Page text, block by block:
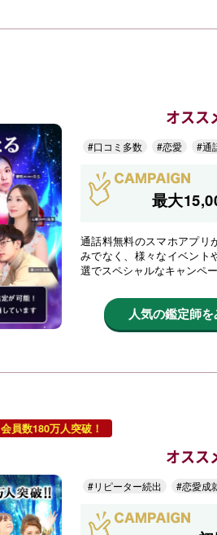
オスス
#口コミ多数 #恋愛 #通
最大
通話料無料のスマホアプリ
みでなく、様々なイベント
選でスペシャルなキャンペ
人気の鑑定師を
会員数180万人突破！
オスス
#リピーター続出 #恋愛成